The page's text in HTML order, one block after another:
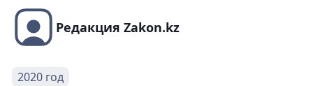
Редакция Zakon.kz
2020 год